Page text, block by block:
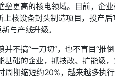
垒更高的核电领域。目前，企
上核设备封头制造项目，投产
与产线升级。
搞“一刀切”，也不盲目“推
础的企业，抓技改、扩能级
周期缩短约20%，越来越多执